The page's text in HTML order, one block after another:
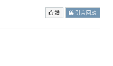
讚 引言回應